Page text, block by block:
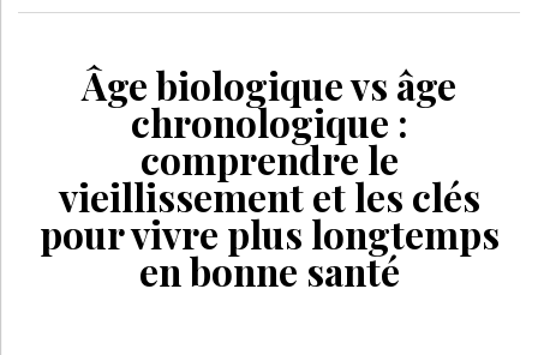
Âge biologique vs âge
chronologique :
comprendre le
vieillissement et les clés
pour vivre plus longtemps
en bonne santé